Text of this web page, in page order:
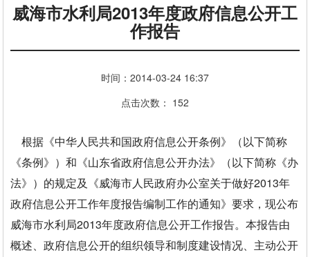
威海市水利局2013年度政府信息公开工
作报告
时间： 2014-03-24 16:37
点击次数： 152
根据《中华人民共和国政府信息公开条例》（以下简称
《条例》）和《山东省政府信息公开办法》（以下简称《办
法》）的规定及《威海市人民政府办公室关于做好2013年
政府信息公开工作年度报告编制工作的通知》要求，现公布
威海市水利局2013年度政府信息公开工作报告。本报告由
概述、政府信息公开的组织领导和制度建设情况、主动公开